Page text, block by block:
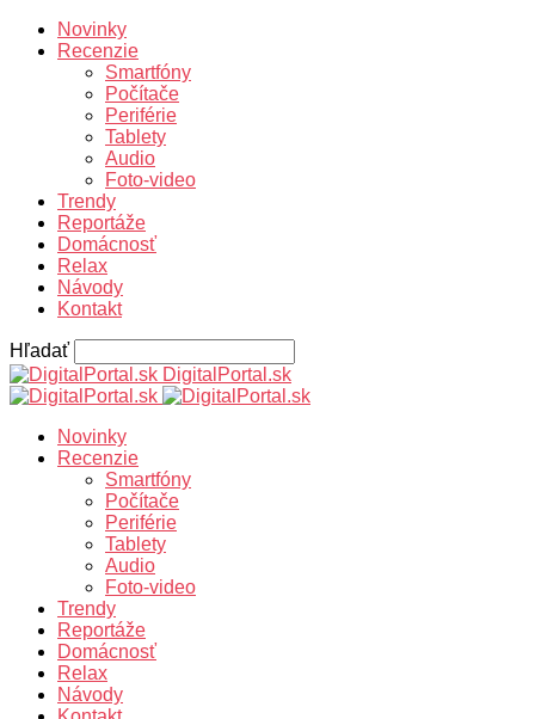
Novinky
Recenzie
Smartfóny
Počítače
Periférie
Tablety
Audio
Foto-video
Trendy
Reportáže
Domácnosť
Relax
Návody
Kontakt
Hľadať
DigitalPortal.sk
Novinky
Recenzie
Smartfóny
Počítače
Periférie
Tablety
Audio
Foto-video
Trendy
Reportáže
Domácnosť
Relax
Návody